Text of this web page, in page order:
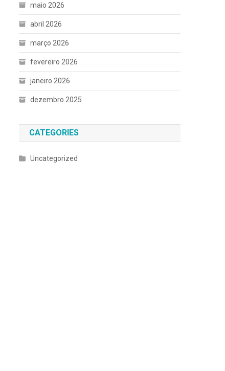
maio 2026
abril 2026
março 2026
fevereiro 2026
janeiro 2026
dezembro 2025
CATEGORIES
Uncategorized